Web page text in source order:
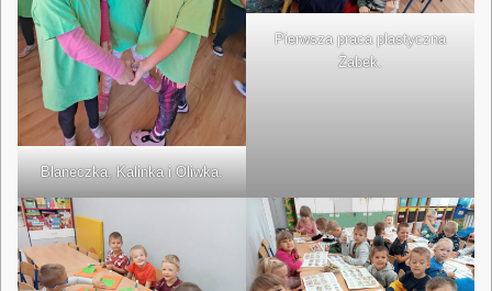
Blaneczka, Kalinka i Oliwka.
Pierwsza praca plastyczna
Żabek.